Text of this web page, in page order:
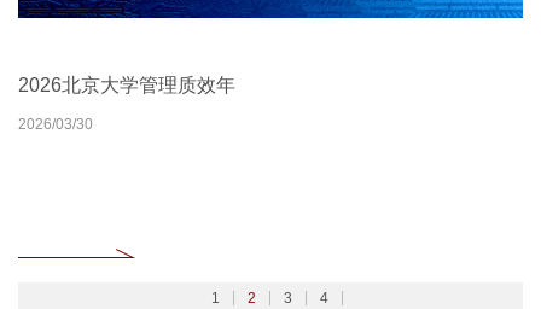
北京大学扎实开展树立和践行正确政绩观学习教育
2026/02/27
2026北京大学管理质效年
2026/03/30
北京大学深入学习贯彻党的二十届四中全会精神
2025/10/24
聚焦2026全国两会
2026/03/06
1 2 3 4